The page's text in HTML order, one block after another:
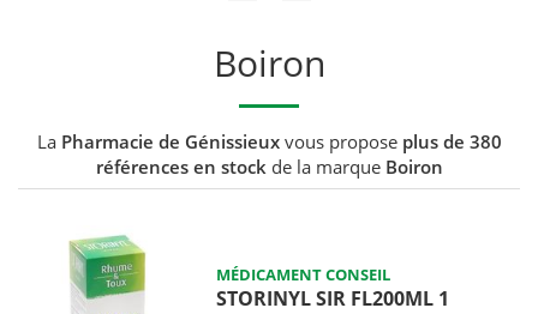
Boiron
La Pharmacie de Génissieuxvous propose plus de 380
références en stock de la marque Boiron
MÉDICAMENT CONSEIL
STORINYL SIR FL200ML 1